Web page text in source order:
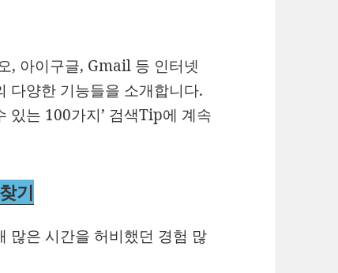
, 아이구글, Gmail 등 인터넷
다양한 기능들을 소개합니다.
있는 100가지’ 검색Tip에 계속
기
많은 시간을 허비했던 경험 많